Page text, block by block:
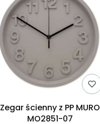
Zegar ścienny z PP MURO
MO2851-07